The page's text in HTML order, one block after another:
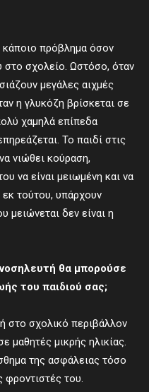
κάποιο πρόβλημα όσον
σχολείο. Ωστόσο, όταν
μεγάλες αιχμές
η γλυκόζη βρίσκεται σε
χαμηλά επίπεδα
Το παιδί στις
νιώθει κούραση,
να είναι μειωμένη και να
τούτου, υπάρχουν
μειώνεται δεν είναι η
θα μπορούσε
του παιδιού σας;
στο σχολικό περιβάλλον
μαθητές μικρής ηλικίας.
της ασφάλειας τόσο
φροντιστές του.